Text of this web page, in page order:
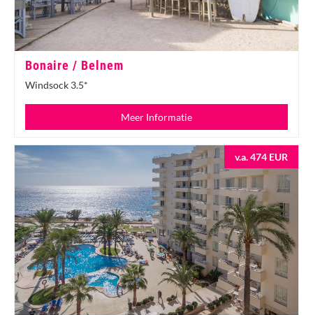
Bonaire / Belnem
Windsock 3.5*
Meer Informatie
v.a. 474 EUR